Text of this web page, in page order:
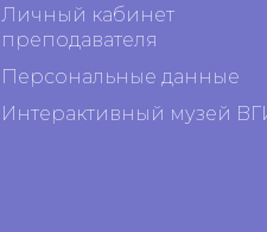
Личный кабинет
преподавателя
Персональные данные
Интерактивный музей